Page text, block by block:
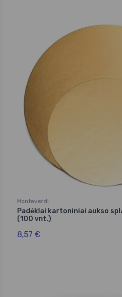
Monteverdi
Padėklai kartoniniai aukso
(100 vnt.)
8,57 €